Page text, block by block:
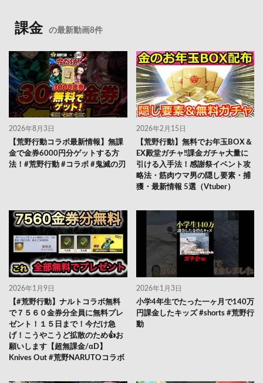
課金 の最新動画8件
2026年8月3日
【荒野行動コラボ最新情報】無課
金で金券6000円分ゲットする方
法！#荒野行動 #コラボ #鬼滅の刃
2026年2月15日
【荒野行動】無料でお年玉BOX＆
EX殿堂ガチャ‼課金ガチャ大量に
引ける入手法！感謝祭イベント攻
略法・筋肉ウマ男の隠し要素・捕
獲・最新情報 5選（Vtuber）
2026年1月9日
【#荒野行動】ナルトコラボ無料
で７５６０金券分全員に無料プレ
ゼント！１５日まで！今だけ急
げ！こうやこうど拡散のため👍お
願いします【超無課金/αD】
Knives Out #荒野NARUTOコラボ
2026年1月3日
小学4年生でたった一ヶ月で140万
円課金したキッズ #shorts #荒野行
動